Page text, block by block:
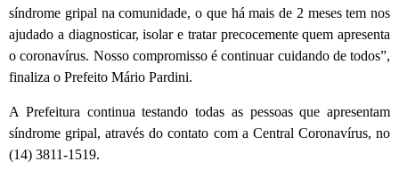
síndrome gripal na comunidade, o que há mais de 2 meses tem nos
ajudado a diagnosticar, isolar e tratar precocemente quem apresenta
o coronavírus. Nosso compromisso é continuar cuidando de todos”,
finaliza o Prefeito Mário Pardini.
A Prefeitura continua testando todas as pessoas que apresentam
síndrome gripal, através do contato com a Central Coronavírus, no
(14) 3811-1519.